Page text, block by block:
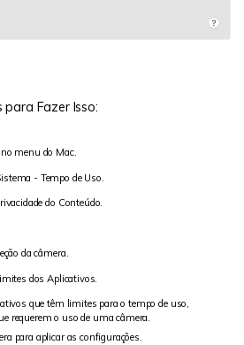
Fazer Isso:
menu do Mac.
- Tempo de Uso.
do Conteúdo.
da câmera.
dos Aplicativos.
que têm limites para o tempo de uso,
requerem o uso de uma câmera.
para aplicar as configurações.